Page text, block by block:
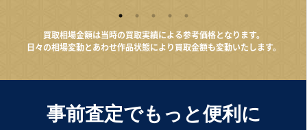
買取相場金額は当時の買取実績による参考価格となります。
日々の相場変動とあわせ作品状態により買取金額も変動いたします。
事前査定でもっと便利に